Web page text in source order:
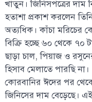
খাতুন। জিনিসপত্রের
হতাশা প্রকাশ করলেন
অত্যধিক। কাঁচা মরিচের
বিক্রি হচ্ছে ৬০ থেকে
ছাড়া চাল, পিয়াজ ও
হিসাব মেলাতে পারছি না।
কোরবানির ঈদের পর
জিনিসের দাম বেড়েছে।